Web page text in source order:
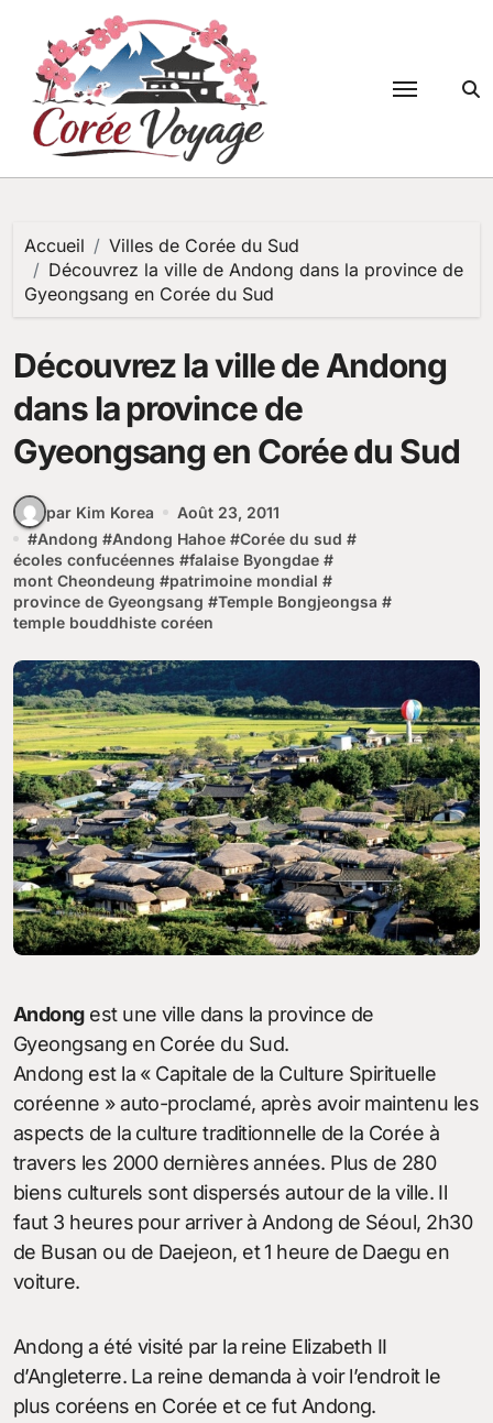
contenu
Accueil
Villes de Corée du Sud
Découvrez la ville de Andong dans la province de
Gyeongsang en Corée du Sud
Découvrez la ville de Andong
dans la province de
Gyeongsang en Corée du Sud
par Kim Korea
Août 23, 2011
#Andong #Andong Hahoe #Corée du sud #
écoles confucéennes #falaise Byongdae #
mont Cheondeung #patrimoine mondial #
province de Gyeongsang #Temple Bongjeongsa #
temple bouddhiste coréen
Andongest une ville dans la province de
Gyeongsang en Corée du Sud.
Andong est la « Capitale de la Culture Spirituelle
coréenne » auto-proclamé, après avoir maintenu les
aspects de la culture traditionnelle de la Corée à
travers les 2000 dernières années. Plus de 280
biens culturels sont dispersés autour de la ville. Il
faut 3 heures pour arriver à Andong de Séoul, 2h30
de Busan ou de Daejeon, et 1 heure de Daegu en
voiture.
Andong a été visité par la reine Elizabeth II
d’Angleterre. La reine demanda à voir l’endroit le
plus coréens en Corée et ce fut Andong.